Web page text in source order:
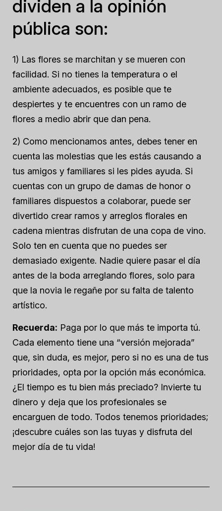
dividen a la opinión
pública son:
1) Las flores se marchitan y se mueren con
facilidad. Si no tienes la temperatura o el
ambiente adecuados, es posible que te
despiertes y te encuentres con un ramo de
flores a medio abrir que dan pena.
2) Como mencionamos antes, debes tener en
cuenta las molestias que les estás causando a
tus amigos y familiares si les pides ayuda. Si
cuentas con un grupo de damas de honor o
familiares dispuestos a colaborar, puede ser
divertido crear ramos y arreglos florales en
cadena mientras disfrutan de una copa de vino.
Solo ten en cuenta que no puedes ser
demasiado exigente. Nadie quiere pasar el día
antes de la boda arreglando flores, solo para
que la novia le regañe por su falta de talento
artístico.
Recuerda: Paga por lo que más te importa tú.
Cada elemento tiene una “versión mejorada”
que, sin duda, es mejor, pero si no es una de tus
prioridades, opta por la opción más económica.
¿El tiempo es tu bien más preciado? Invierte tu
dinero y deja que los profesionales se
encarguen de todo. Todos tenemos prioridades;
¡descubre cuáles son las tuyas y disfruta del
mejor día de tu vida!